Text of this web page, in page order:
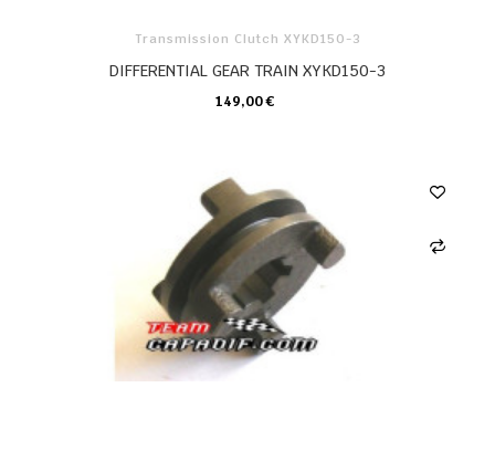
Transmission Clutch XYKD150-3
DIFFERENTIAL GEAR TRAIN XYKD150-3
149,00 €
KARTE